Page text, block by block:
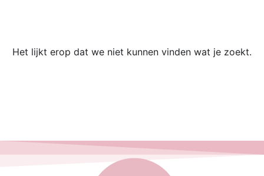
Het lijkt erop dat we niet kunnen vinden wat je zoekt.